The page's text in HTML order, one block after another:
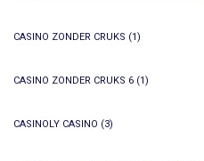
CASINO ZONDER CRUKS (1)
CASINO ZONDER CRUKS 6 (1)
CASINOLY CASINO (3)